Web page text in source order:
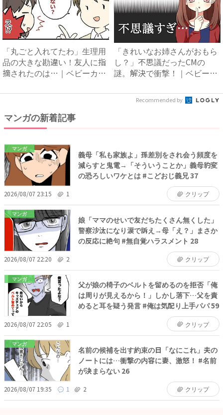
「丸ごと入れてたわ」生理用
品の大きな勘違い！友人に指
摘されたのは…｜ベビーカレ
「きれいなお姉さんがおもら
し？」不思議だったCMの
謎。解決で衝撃！｜ベビーカ
Recommended by
マンガの新着記事
マンガ
義母「私も家族よ」孫差別をされ会う頻度を
減らすと鬼電→「そういうことか」義母豹変
の恐ろしいワケとは #こどおじ義兄 37
2026/08/07 23:15 1 クリップ
マンガ
娘「ママのせいで友だちたくさん無くした」
警察沙汰になり涙で訴え→母「え？」まさか
の反応に絶句 #無自覚ハラスメント 28
2026/08/07 22:20 2 クリップ
マンガ
父が娘の椅子のベルトを留めるのを拒否「俺
は周りが見えるから！」しかし落下…父を責
めると耳を疑う発言 #俺は気配り上手パパ 59
2026/08/07 22:05 1 クリップ
マンガ
名前の候補を出す約束の日「なにこれ」夫の
ノートには…衝撃の内容に妻、激怒！ #名前
が決まらない 26
2026/08/07 19:35 1 2 クリップ